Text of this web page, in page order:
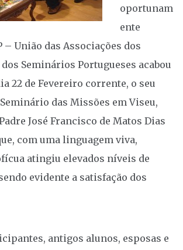
oportunam
ente
– União das Associações dos
Seminários Portugueses acabou
22 de Fevereiro corrente, o seu
das Missões em Viseu,
José Francisco de Matos Dias
com uma linguagem viva,
atingiu elevados níveis de
evidente a satisfação dos
antigos alunos, esposas e